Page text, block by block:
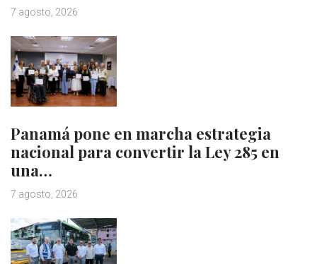
7 agosto, 2026
Panamá pone en marcha estrategia
nacional para convertir la Ley 285 en
una…
7 agosto, 2026